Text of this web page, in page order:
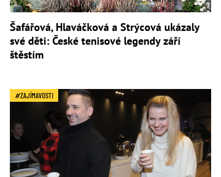
Šafářová, Hlaváčková a Strýcová ukázaly
své děti: České tenisové legendy září
štěstím
ZAJÍMAVOSTI